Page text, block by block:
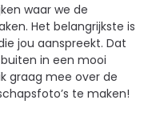
waar we de
Het belangrijkste is
jou aanspreekt. Dat
in een mooi
graag mee over de
te maken!